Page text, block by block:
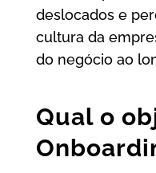
deslocados e
cultura da
do negócio ao
Qual o